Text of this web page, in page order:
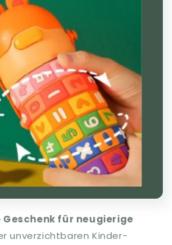
für neugierige
unverzichtbaren Kinder-